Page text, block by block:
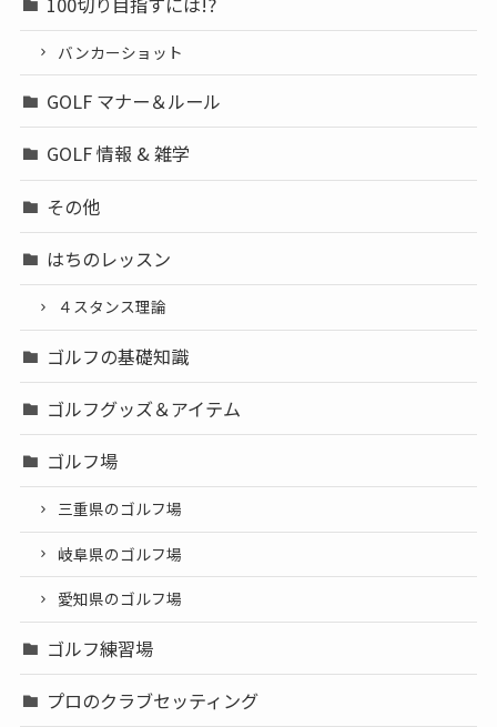
バンカーショット
GOLF マナー＆ルール
GOLF 情報 & 雑学
その他
はちのレッスン
４スタンス理論
ゴルフの基礎知識
ゴルフグッズ＆アイテム
ゴルフ場
三重県のゴルフ場
岐阜県のゴルフ場
愛知県のゴルフ場
ゴルフ練習場
プロのクラブセッティング